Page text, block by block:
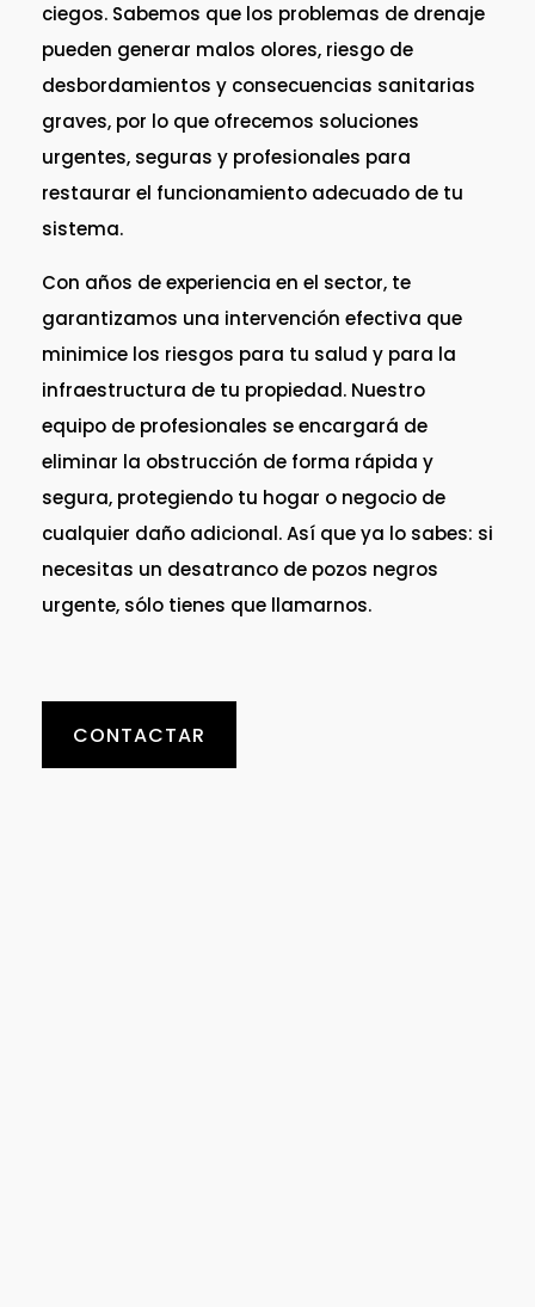
ciegos. Sabemos que los problemas de drenaje
pueden generar malos olores, riesgo de
desbordamientos y consecuencias sanitarias
graves, por lo que ofrecemos soluciones
urgentes, seguras y profesionales para
restaurar el funcionamiento adecuado de tu
sistema.
Con años de experiencia en el sector, te
garantizamos una intervención efectiva que
minimice los riesgos para tu salud y para la
infraestructura de tu propiedad. Nuestro
equipo de profesionales se encargará de
eliminar la obstrucción de forma rápida y
segura, protegiendo tu hogar o negocio de
cualquier daño adicional. Así que ya lo sabes: si
necesitas un desatranco de pozos negros
urgente, sólo tienes que llamarnos.
CONTACTAR